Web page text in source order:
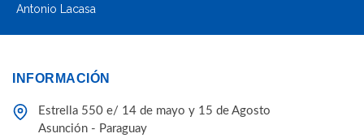
Antonio Lacasa
INFORMACIÓN
Estrella 550 e/ 14 de mayo y 15 de Agosto
Asunción - Paraguay